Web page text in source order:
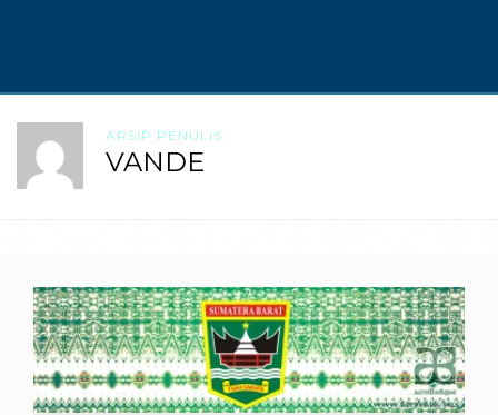
ARSIP PENULIS
VANDE